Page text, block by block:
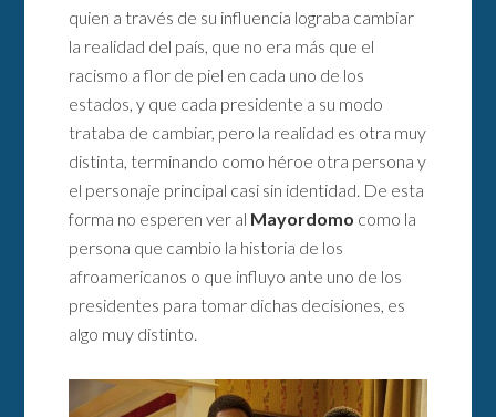
quien a través de su influencia lograba cambiar
la realidad del país, que no era más que el
racismo a flor de piel en cada uno de los
estados, y que cada presidente a su modo
trataba de cambiar, pero la realidad es otra muy
distinta, terminando como héroe otra persona y
el personaje principal casi sin identidad. De esta
forma no esperen ver al Mayordomo como la
persona que cambio la historia de los
afroamericanos o que influyo ante uno de los
presidentes para tomar dichas decisiones, es
algo muy distinto.